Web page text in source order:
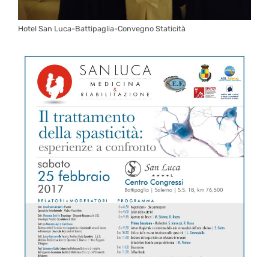
Hotel San Luca-Battipaglia-Convegno Staticità